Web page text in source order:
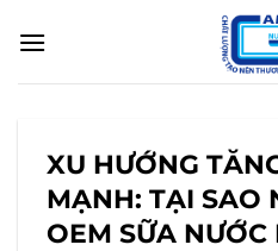
qua
XU HƯỚNG
MẠNH: TẠI SAO
OEM SỮA NƯỚC